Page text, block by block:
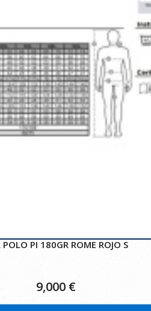
POLO PI 180GR ROME ROJO S
9,000 €